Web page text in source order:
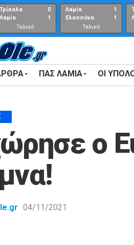
Τρίκαλα
Λαμία
0
1
Τελικό
αποτέλεσμα
Λαμία
Ελασσόνα
1
1
Τελικό
Αποτέλεσμα
ΠΑΣ ΛΑΜΙΑ ΟΙ
ο
04/11/2021